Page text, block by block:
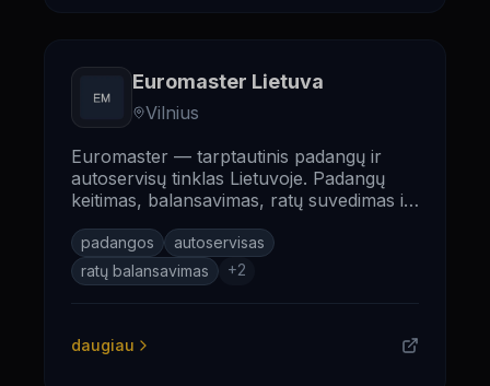
Euromaster Lietuva
Vilnius
Euromaster — tarptautinis padangų ir
autoservisų tinklas Lietuvoje. Padangų
keitimas, balansavimas, ratų suvedimas ir
padangos
autoservisas
ratų balansavimas
+2
daugiau